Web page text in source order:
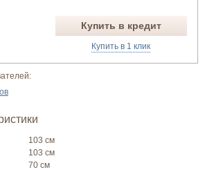
Купить в кредит
Купить в 1 клик
103 см
103 см
70 см